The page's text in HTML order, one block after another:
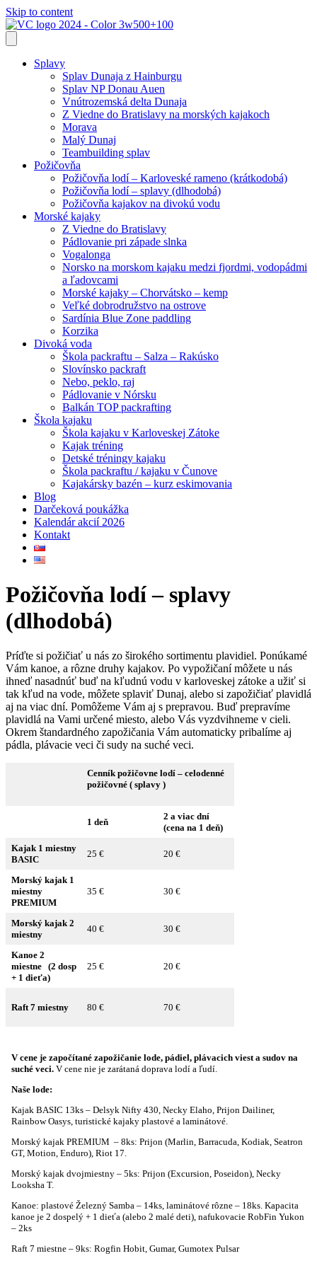
Skip to content
Splavy
Splav Dunaja z Hainburgu
Splav NP Donau Auen
Vnútrozemská delta Dunaja
Z Viedne do Bratislavy na morských kajakoch
Morava
Malý Dunaj
Teambuilding splav
Požičovňa
Požičovňa lodí – Karloveské rameno (krátkodobá)
Požičovňa lodí – splavy (dlhodobá)
Požičovňa kajakov na divokú vodu
Morské kajaky
Z Viedne do Bratislavy
Pádlovanie pri západe slnka
Vogalonga
Norsko na morskom kajaku medzi fjordmi, vodopádmi
a ľadovcami
Morské kajaky – Chorvátsko – kemp
Veľké dobrodružstvo na ostrove
Sardínia Blue Zone paddling
Korzika
Divoká voda
Škola packraftu – Salza – Rakúsko
Slovínsko packraft
Nebo, peklo, raj
Pádlovanie v Nórsku
Balkán TOP packrafting
Škola kajaku
Škola kajaku v Karloveskej Zátoke
Kajak tréning
Detské tréningy kajaku
Škola packraftu / kajaku v Čunove
Kajakársky bazén – kurz eskimovania
Blog
Darčeková poukážka
Kalendár akcií 2026
Kontakt
Požičovňa lodí – splavy
(dlhodobá)
Príďte si požičiať u nás zo širokého sortimentu plavidiel. Ponúkamé
Vám kanoe, a rôzne druhy kajakov. Po vypožičaní môžete u nás
ihneď nasadnúť buď na kľudnú vodu v karloveskej zátoke a užiť si
tak kľud na vode, môžete splaviť Dunaj, alebo si zapožičiať plavidlá
aj na viac dní. Pomôžeme Vám aj s prepravou. Buď prepravíme
plavidlá na Vami určené miesto, alebo Vás vyzdvihneme v cieli.
Okrem štandardného zapožičania Vám automaticky pribalíme aj
pádla, plávacie veci či sudy na suché veci.
Cenník požičovne lodí – celodenné
požičovné ( splavy )
1 deň
2 a viac dní
(cena na 1 deň)
Kajak 1 miestny
BASIC
25 € 20 €
Morský kajak 1
miestny
PREMIUM
35 € 30 €
Morský kajak 2
miestny
40 € 30 €
Kanoe 2
miestne (2 dosp
+ 1 dieťa)
25 € 20 €
Raft 7 miestny 80 € 70 €
V cene je započítané zapožičanie lode, pádiel, plávacich viest a sudov na
suché veci.V cene nie je zarátaná doprava lodí a ľudí.
Naše lode:
Kajak BASIC 13ks – Delsyk Nifty 430, Necky Elaho, Prijon Dailiner,
Rainbow Oasys, turistické kajaky plastové a laminátové.
Morský kajak PREMIUM – 8ks: Prijon (Marlin, Barracuda, Kodiak, Seatron
GT, Motion, Enduro), Riot 17.
Morský kajak dvojmiestny – 5ks: Prijon (Excursion, Poseidon), Necky
Looksha T.
Kanoe: plastové Železný Samba – 14ks, laminátové rôzne – 18ks. Kapacita
kanoe je 2 dospelý + 1 dieťa (alebo 2 malé deti), nafukovacie RobFin Yukon
– 2ks
Raft 7 miestne – 9ks: Rogfin Hobit, Gumar, Gumotex Pulsar